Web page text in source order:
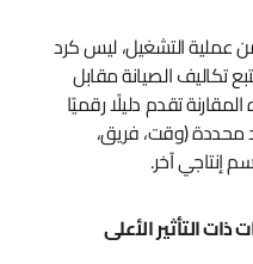
عملية التشغيل، ليس كرد
تكاليف الصيانة مقابل
تقدم دليلًا رقميًا
محددة (وقت، فريق،
إنتاجي آخر.
ذات التأثير الأعلى